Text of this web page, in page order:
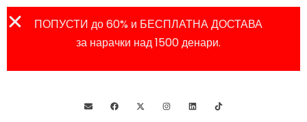
ПОПУСТИ до 60% и БЕСПЛАТНА ДОСТАВА
за нарачки над 1500 денари.